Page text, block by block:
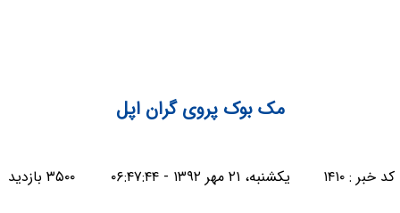
مک بوک پروی گران اپل
کد خبر : ۱۴۱۰ یکشنبه، ۲۱ مهر ۱۳۹۲ - ۰۶:۴۷:۴۴ ۳۵۰۰ بازدید